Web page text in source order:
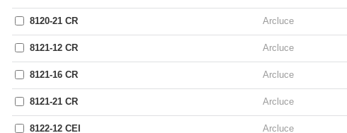
8120-21 CR Arcluce
8121-12 CR Arcluce
8121-16 CR Arcluce
8121-21 CR Arcluce
8122-12 CEI Arcluce